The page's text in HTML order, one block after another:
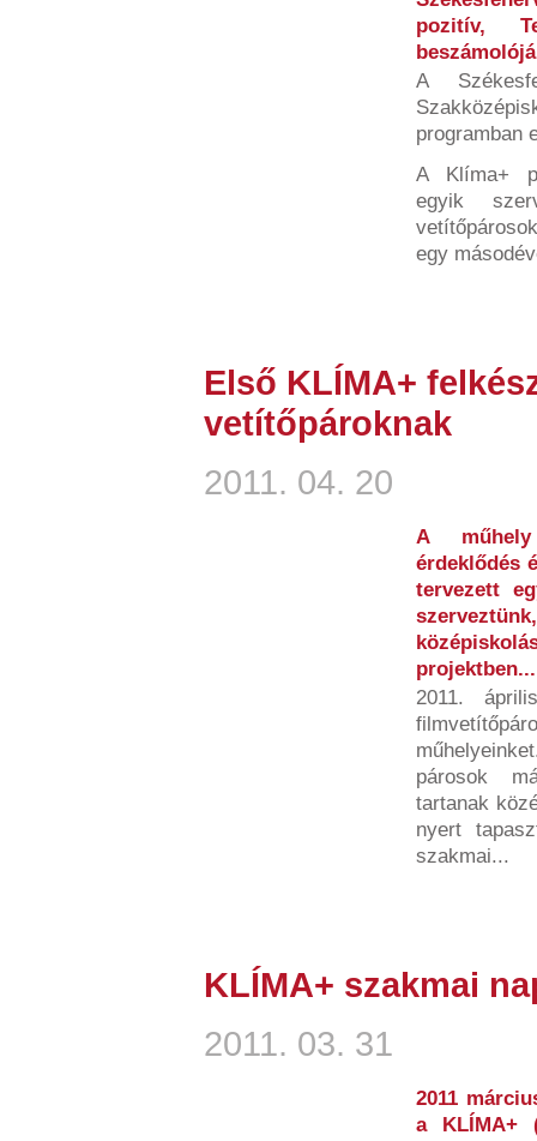
pozitív,
A
programban
A Klíma+
egyik
egy
Első KLÍMA+
vetítőpároknak
2011. 04. 20
A
érdeklődés
tervezett
projektben...
2011.
párosok
tartanak
nyert
szakmai...
KLÍMA+ szakmai
2011. 03. 31
2011
a KLÍMA+